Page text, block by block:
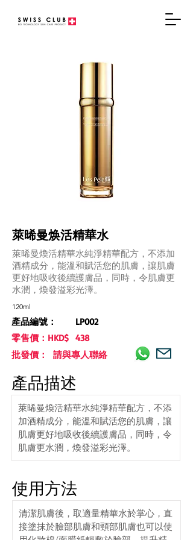
萊晞曼焕活精華水
萊晞曼煥活精華水純淨精華配方，不添加
酒精成分，能溫和賦活您的肌膚，讓肌膚
更好地吸收後續護膚品，同時，令肌膚更
水潤，煥發溢彩光澤。
120ml
產品編號：
LP002
零售價：HKD$ 438
批發價： 請與專人聯絡
產品描述
萊晞曼煥活精華水純淨精華配方，不添
加酒精成分，能溫和賦活您的肌膚，讓
肌膚更好地吸收後續護膚品，同時，令
肌膚更水潤，煥發溢彩光澤。
使用方法
清潔肌膚後，取適量精華水於掌心，直
接塗抹於臉部肌膚和頸部肌膚也可以使